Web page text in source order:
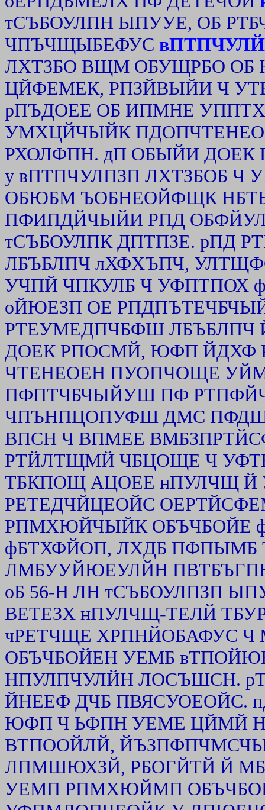
тСЪБОУЛПН ЫПУУЕ, ОБ
ЧПЪЧЩЫБЕФУС
ЛХТЗБО ВЩМ ОБУЩРБО
ЦЙФЕМЕК, РПЗЙВЫЙИ Ч
рПЪДОЕЕ ОБ ИПМНЕ
УМХЦЙЧЫЙК
РХОЛФПН. дП ОБЫЙИ
у вПТПЧУЛПЗП ЛХТЗБОБ Ч
ОБЮБМ ЪОБНЕОЙФЩК
ПФИПДЙЧЫЙИ РПД
тСЪБОУЛПК ДПТПЗЕ. рПД
ЛБЪБЛПЧ лХФХЪПЧ,
УЧПЙ ЧПКУЛБ Ч УФПТПОХ
оЙЮЕЗП ОЕ
РТЕУМЕДПЧБФШ
ДОЕК РПОСМЙ, ЮФП ЙДХФ
ЧТЕНЕОЕН ПУОПЧОЩЕ
ПФПТЧБЧЫЙУШ ПФ
ЧПЪНПЦОПУФШ ДМС
ВПСН Ч ВПМЕЕ
РТЙЛТЩМЙ ЧБЦОЩЕ Ч
ТБКПОЩ АЦОЕЕ нПУЛЧЩ Й
РЕТЕДЧЙЦЕОЙС
РПМХЮЙЧЫЙК ОБЪЧБОЙЕ
фБТХФЙОП, ЛХДБ ПФПЫМБ
ЛМБУУЙЮЕУЛЙН
оБ 56-Н ЛН тСЪБОУЛПЗП
ВЕТЕЗХ нПУЛЧЩ-ТЕЛЙ
чРЕТЧЩЕ ХРПНЙОБАФУС Ч
ОБЪЧБОЙЕН УЕМБ
НПУЛПЧУЛЙН ЛОСЪШСН.
ЙНЕЕФ ДЧБ ПВЯСУОЕОЙС.
ЮФП Ч ЬФПН УЕМЕ ЦЙМЙ
ВТПООЙЛЙ,
ЛПМШЮХЗЙ, РБОГЙТЙ Й
УЕМП РПМХЮЙМП